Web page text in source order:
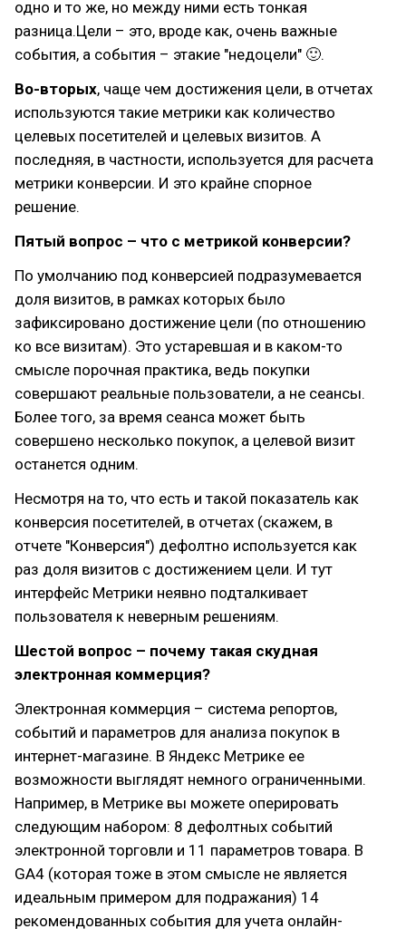
одно и то же, но между ними есть тонкая
разница.Цели – это, вроде как, очень важные
события, а события – этакие "недоцели" 🙂.
Во-вторых, чаще чем достижения цели, в отчетах
используются такие метрики как количество
целевых посетителей и целевых визитов. А
последняя, в частности, используется для расчета
метрики конверсии. И это крайне спорное
решение.
Пятый вопрос – что с метрикой конверсии?
По умолчанию под конверсией подразумевается
доля визитов, в рамках которых было
зафиксировано достижение цели (по отношению
ко все визитам). Это устаревшая и в каком-то
смысле порочная практика, ведь покупки
совершают реальные пользователи, а не сеансы.
Более того, за время сеанса может быть
совершено несколько покупок, а целевой визит
останется одним.
Несмотря на то, что есть и такой показатель как
конверсия посетителей, в отчетах (скажем, в
отчете "Конверсия") дефолтно используется как
раз доля визитов с достижением цели. И тут
интерфейс Метрики неявно подталкивает
пользователя к неверным решениям.
Шестой вопрос – почему такая скудная
электронная коммерция?
Электронная коммерция – система репортов,
событий и параметров для анализа покупок в
интернет-магазине. В Яндекс Метрике ее
возможности выглядят немного ограниченными.
Например, в Метрике вы можете оперировать
следующим набором: 8 дефолтных событий
электронной торговли и 11 параметров товара. В
GA4 (которая тоже в этом смысле не является
идеальным примером для подражания) 14
рекомендованных события для учета онлайн-